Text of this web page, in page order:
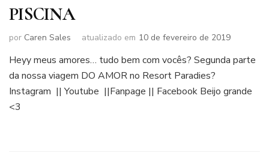
PISCINA
por Caren Sales atualizado em 10 de fevereiro de 2019
Heyy meus amores… tudo bem com vocês? Segunda parte
da nossa viagem DO AMOR no Resort Paradies?
Instagram || Youtube ||Fanpage || Facebook Beijo grande
<3